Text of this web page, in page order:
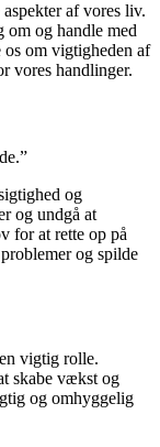
af vores liv.
og handle med
om vigtigheden af
vores handlinger.
og
og undgå at
for at rette op på
og spilde
vigtig rolle.
skabe vækst og
og omhyggelig